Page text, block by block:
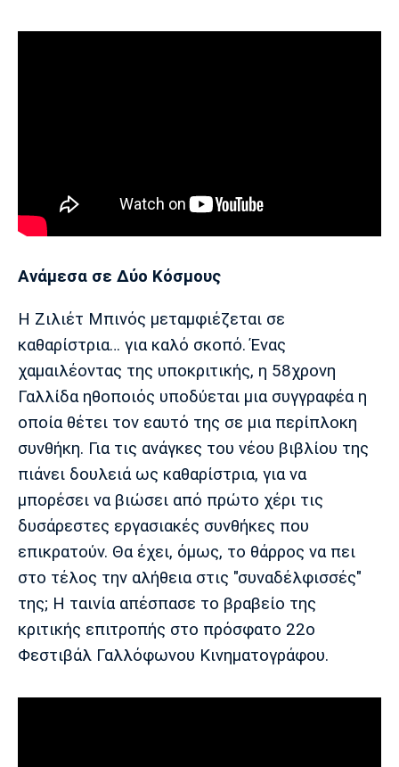
Αστέρας
Ανάμεσα σε Δύο Κόσμους
Η Ζιλιέτ Μπινός μεταμφιέζεται σε
καθαρίστρια… για καλό σκοπό. Ένας
χαμαιλέοντας της υποκριτικής, η 58χρονη
Γαλλίδα ηθοποιός υποδύεται μια συγγραφέα η
οποία θέτει τον εαυτό της σε μια περίπλοκη
συνθήκη. Για τις ανάγκες του νέου βιβλίου της
πιάνει δουλειά ως καθαρίστρια, για να
μπορέσει να βιώσει από πρώτο χέρι τις
δυσάρεστες εργασιακές συνθήκες που
επικρατούν. Θα έχει, όμως, το θάρρος να πει
στο τέλος την αλήθεια στις "συναδέλφισσές"
της; Η ταινία απέσπασε το βραβείο της
κριτικής επιτροπής στο πρόσφατο 22ο
Φεστιβάλ Γαλλόφωνου Κινηματογράφου.